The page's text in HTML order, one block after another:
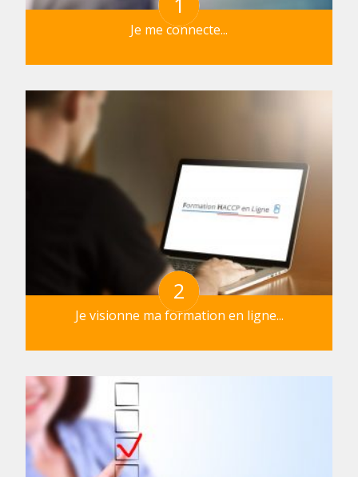
Je me connecte...
2
Je visionne ma formation en ligne...